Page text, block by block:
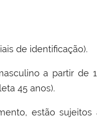
de identificação).
a partir de
45 anos).
estão sujeitos